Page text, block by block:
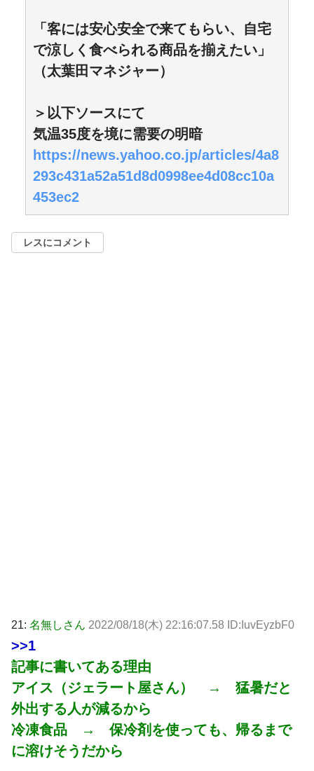
「客には安心安全で来てもらい、自宅
で涼しく食べられる商品を揃えたい」
（太葉田マネジャー）
＞以下ソースにて
気温35度を境に需要の明暗
https://news.yahoo.co.jp/articles/4a8
293c431a52a51d8d0998ee4d08cc10a
453ec2
レスにコメント
21: 名無しさん 2022/08/18(木) 22:16:07.58 ID:IuvEyzbF0
>>1
記事に書いてある理由
アイス（ジェラート屋さん） → 猛暑だと
外出する人が減るから
冷凍食品 → 保冷剤を使っても、帰るまで
に溶けそうだから